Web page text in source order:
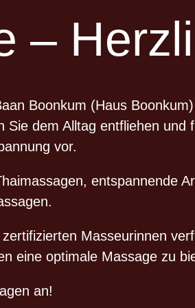
–
Boonkum (Haus
Sie dem Alltag entfliehen und
vor.
entspannende
Masseurinnen
eine optimale Massage zu
an!